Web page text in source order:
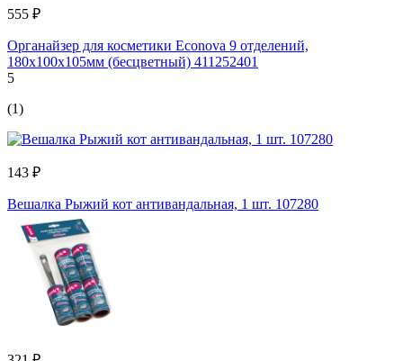
555 ₽
Органайзер для косметики Econova 9 отделений,
180x100x105мм (бесцветный) 411252401
5
(1)
143 ₽
Вешалка Рыжий кот антивандальная, 1 шт. 107280